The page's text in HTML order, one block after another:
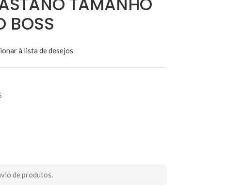
BOSS
à lista de desejos
de produtos.